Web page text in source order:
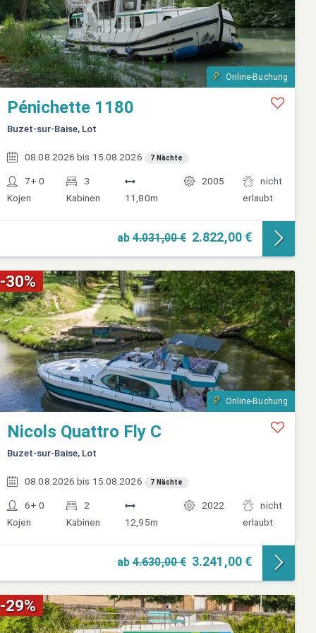
Online-Buchung
Pénichette 1180
Buzet-sur-Baise, Lot
08.08.2026 bis 15.08.2026 7 Nächte
7+ 0
Kojen
3
Kabinen
11,80m
2005
nicht
erlaubt
ab 4.031,00 € 2.822,00 €
-30%
Online-Buchung
Nicols Quattro Fly C
Buzet-sur-Baise, Lot
08.08.2026 bis 15.08.2026 7 Nächte
6+ 0
Kojen
2
Kabinen
12,95m
2022
nicht
erlaubt
ab 4.630,00 € 3.241,00 €
-29%